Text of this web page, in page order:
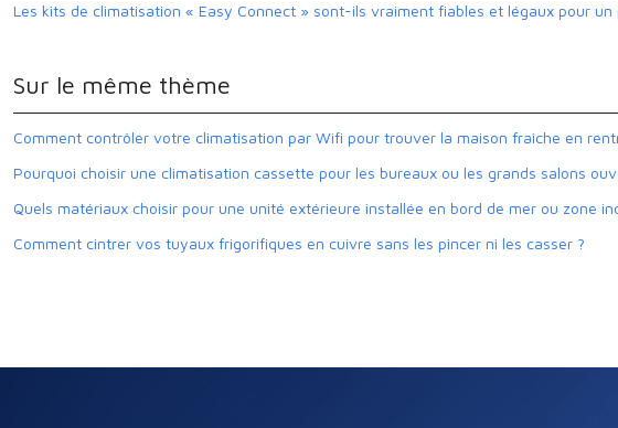
Les kits de climatisation « Easy Connect » sont-ils vraiment fiables et légaux pour un
Sur le même thème
Comment contrôler votre climatisation par Wifi pour trouver la maison fraîche en
Pourquoi choisir une climatisation cassette pour les bureaux ou les grands salons
Quels matériaux choisir pour une unité extérieure installée en bord de mer ou zone
Comment cintrer vos tuyaux frigorifiques en cuivre sans les pincer ni les casser ?